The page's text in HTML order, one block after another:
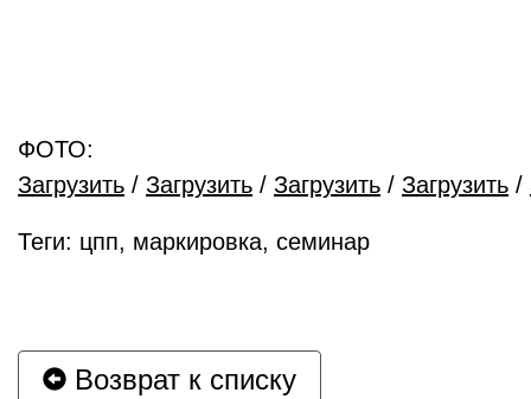
ФОТО:
Загрузить / Загрузить / Загрузить / Загрузить /
Теги: цпп, маркировка, семинар
Возврат к списку